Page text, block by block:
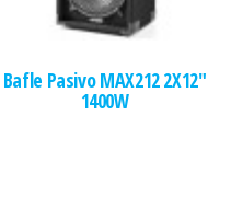
Bafle Pasivo MAX212 2X12″
1400W